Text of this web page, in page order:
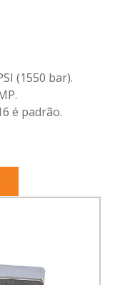
(1550 bar).
é padrão.